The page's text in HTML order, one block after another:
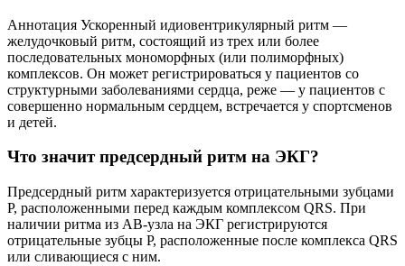
Аннотация Ускоренный идиовентрикулярный ритм —
желудочковый ритм, состоящий из трех или более
последовательных мономорфных (или полиморфных)
комплексов. Он может регистрироваться у пациентов со
структурными заболеваниями сердца, реже — у пациентов с
совершенно нормальным сердцем, встречается у спортсменов
и детей.
Что значит предсердный ритм на ЭКГ?
Предсердный ритм характеризуется отрицательными зубцами
Р, расположенными перед каждым комплексом QRS. При
наличии ритма из АВ-узла на ЭКГ регистрируются
отрицательные зубцы Р, расположенные после комплекса QRS
или сливающиеся с ним.